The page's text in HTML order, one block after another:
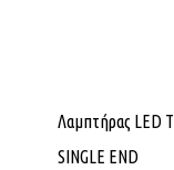
Λαμπτήρας LED
SINGLE END